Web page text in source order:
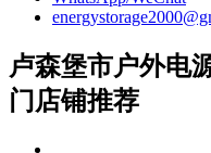
卢森堡市户外电
门店铺推荐